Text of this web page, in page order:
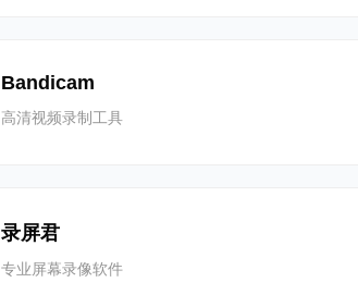
Bandicam
高清视频录制工具
录屏君
专业屏幕录像软件